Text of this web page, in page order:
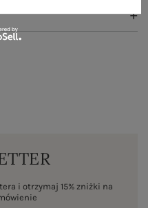
i otrzymaj 15% zniżki na